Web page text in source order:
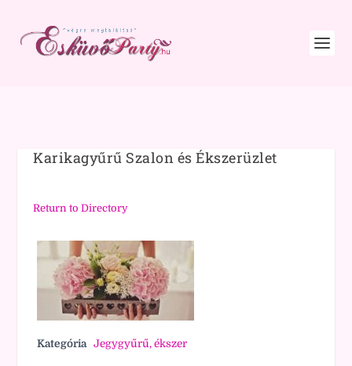
Karikagyűrű Szalon és Ékszerüzlet
Return to Directory
Kategória Jegygyűrű, ékszer